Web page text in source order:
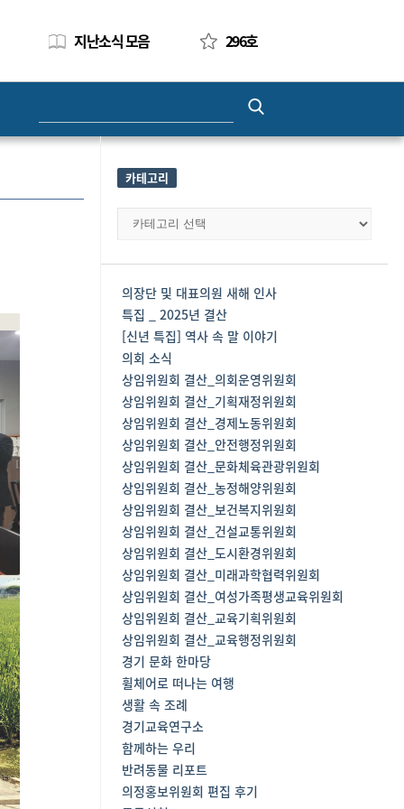
지난소식 모음 296호
카테고리
카
리
의장단 및 대표의원 새해 인사
특집 _ 2025년 결산
[신년 특집] 역사 속 말 이야기
의회 소식
상임위원회 결산_의회운영위원회
상임위원회 결산_기획재정위원회
상임위원회 결산_경제노동위원회
상임위원회 결산_안전행정위원회
상임위원회 결산_문화체육관광위원회
상임위원회 결산_농정해양위원회
상임위원회 결산_보건복지위원회
상임위원회 결산_건설교통위원회
상임위원회 결산_도시환경위원회
상임위원회 결산_미래과학협력위원회
상임위원회 결산_여성가족평생교육위원회
상임위원회 결산_교육기획위원회
상임위원회 결산_교육행정위원회
경기 문화 한마당
휠체어로 떠나는 여행
생활 속 조례
경기교육연구소
함께하는 우리
반려동물 리포트
의정홍보위원회 편집 후기